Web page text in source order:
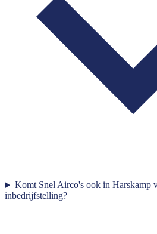
Komt Snel Airco's ook in Harskamp
inbedrijfstelling?